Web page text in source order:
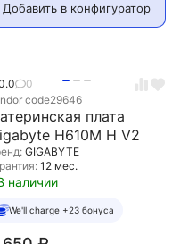
Добавить в конфигуратор
0
code29646
плата
H610M H V2
GIGABYTE
12 мес.
наличии
We'll charge +23 бонуса